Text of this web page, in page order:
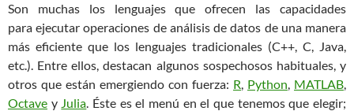
Son muchas los lenguajes que ofrecen las capacidades
para ejecutar operaciones de análisis de datos de una manera
más eficiente que los lenguajes tradicionales (C++, C, Java,
etc.). Entre ellos, destacan algunos sospechosos habituales, y
otros que están emergiendo con fuerza: R, Python, MATLAB,
Octave y Julia. Éste es el menú en el que tenemos que elegir;